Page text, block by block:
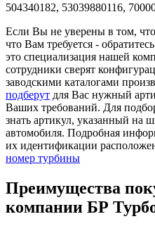
504340182, 53039880116,
Если Вы не уверены в том,
что Вам требуется -
это специализация нашей
сотрудники сверят
заводскими каталогами
подберут для Вас нужный
Ваших требований. Для
знать артикул, указанный на
автомобиля. Подробная
их идентификации
номер турбины
Преимущества
компании БР